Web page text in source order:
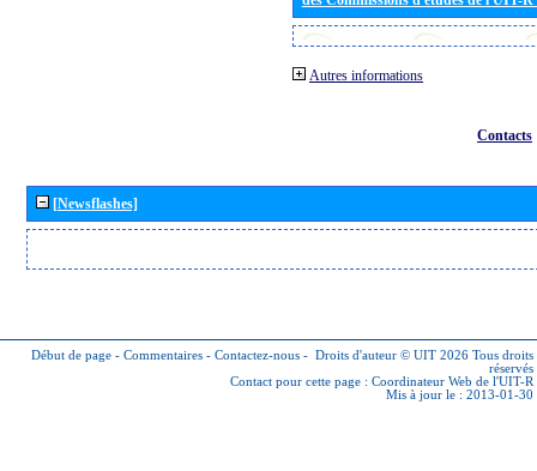
Autres informations
Contacts
[Newsflashes]
Début de page - Commentaires - Contactez-nous - Droits d'auteur © UIT 2026 Tous droits
réservés
Contact pour cette page : Coordinateur Web de l'UIT-R
Mis à jour le : 2013-01-30